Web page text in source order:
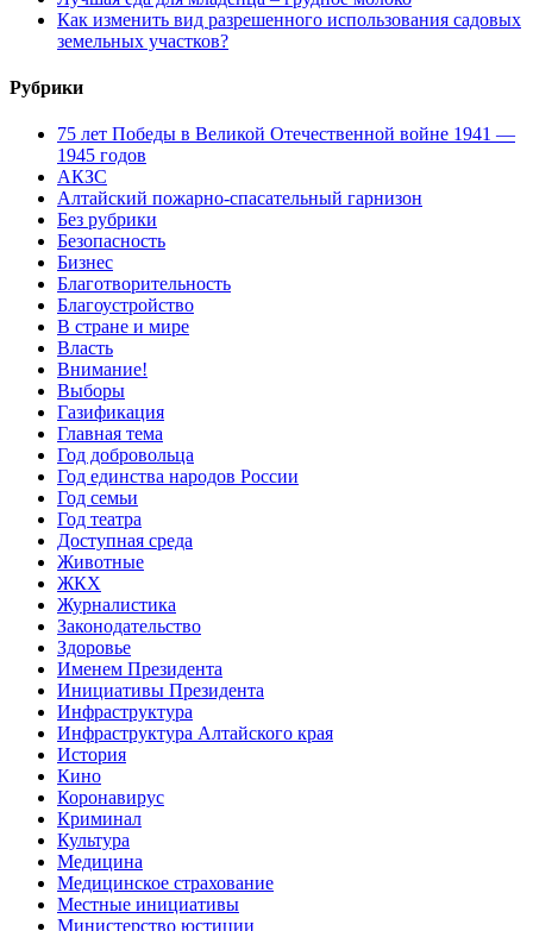
Как изменить вид разрешенного использования садовых
земельных участков?
Рубрики
75 лет Победы в Великой Отечественной войне 1941 —
1945 годов
АКЗС
Алтайский пожарно-спасательный гарнизон
Без рубрики
Безопасность
Бизнес
Благотворительность
Благоустройство
В стране и мире
Власть
Внимание!
Выборы
Газификация
Главная тема
Год добровольца
Год единства народов России
Год семьи
Год театра
Доступная среда
Животные
ЖКХ
Журналистика
Законодательство
Здоровье
Именем Президента
Инициативы Президента
Инфраструктура
Инфраструктура Алтайского края
История
Кино
Коронавирус
Криминал
Культура
Медицина
Медицинское страхование
Местные инициативы
Министерство юстиции